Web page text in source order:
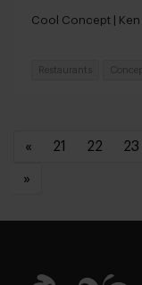
Cool Concept |
Restaurants
« 21 22 23
»